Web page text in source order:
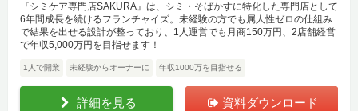
『シミケア専門店SAKURA』は、シミ・そばかすに特化した専門店として
6年間成長を続けるフランチャイズ。未経験の方でも属人性ゼロの仕組み
で結果を出せる設計が整っており、1人運営でも月商150万円、2店舗経営
で年収5,000万円を目指せます！
1人で開業 未経験からオーナーに 年収1000万を目指せる
詳細を見る 資料ダウンロード